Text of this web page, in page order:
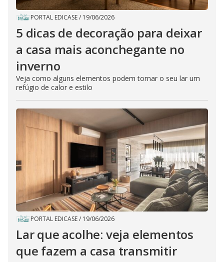
PORTAL EDICASE/ 19/06/2026
5 dicas de decoração para deixar
a casa mais aconchegante no
inverno
Veja como alguns elementos podem tornar o seu lar um
refúgio de calor e estilo
PORTAL EDICASE/ 19/06/2026
Lar que acolhe: veja elementos
que fazem a casa transmitir